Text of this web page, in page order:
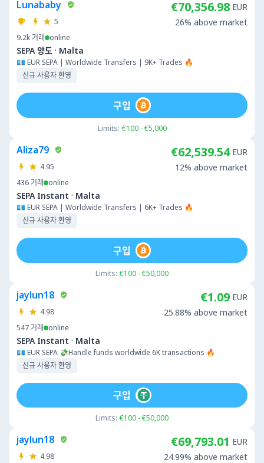
Lunababy
5
9.2k 거래 online
SEPA 양도 · Malta
💶 EUR SEPA | Worldwide Transfers | 9K+ Trades 🔥
신규 사용자 환영
€70,356.98 EUR
26% above market
Limits: €100 - €5,000
구입
Aliza79
4.95
436 거래 online
SEPA Instant · Malta
💶 EUR SEPA | Worldwide Transfers | 6K+ Trades 🔥
신규 사용자 환영
€62,539.54 EUR
12% above market
Limits: €100 - €50,000
구입
jaylun18
4.98
547 거래 online
SEPA Instant · Malta
💶 EUR SEPA 💸Handle funds worldwide 6K transactions 🔥
신규 사용자 환영
€1.09 EUR
25.88% above market
Limits: €100 - €50,000
구입
jaylun18
4.98
€69,793.01 EUR
24.99% above market